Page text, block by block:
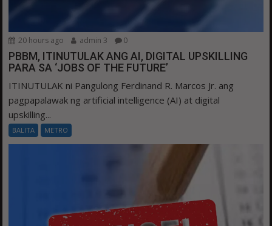
20 hours ago admin 3 0
PBBM, ITINUTULAK ANG AI, DIGITAL UPSKILLING
PARA SA ‘JOBS OF THE FUTURE’
ITINUTULAK ni Pangulong Ferdinand R. Marcos Jr. ang
pagpapalawak ng artificial intelligence (AI) at digital
upskilling...
BALITA METRO